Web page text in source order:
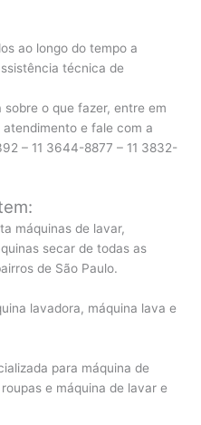
ao longo do tempo a
técnica de
o que fazer, entre em
e fale com a
– 11 3644-8877 – 11 3832-
máquinas de lavar,
secar de todas as
de São Paulo.
lavadora, máquina lava e
para máquina de
e máquina de lavar e